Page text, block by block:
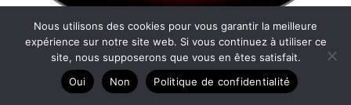
Test : guitare acoustique fender CD-60 dreadnought
V3, le son marron à découvrir
Nous utilisons des cookies pour vous garantir la meilleure
expérience sur notre site web. Si vous continuez à utiliser ce
site, nous supposerons que vous en êtes satisfait.
Oui
Non Politique de confidentialité